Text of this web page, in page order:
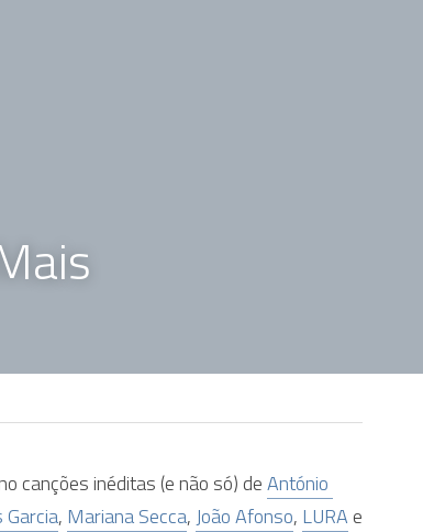
canções inéditas (e não só) de António
Garcia, Mariana Secca, João Afonso, LURA e